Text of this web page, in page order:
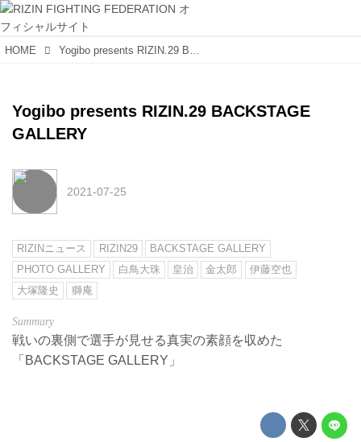
HOME Yogibo presents RIZIN.29 BACKSTAGE GALLERY
Yogibo presents RIZIN.29 BACKSTAGE
GALLERY
2021-07-25
RIZINニュース RIZIN29
BACKSTAGE GALLERY
PHOTO GALLERY
白鳥大珠 皇治 金太郎
伊藤空也
大塚隆史
獅庵
戦いの裏側で選手が見せる真実の素顔を収めた
「BACKSTAGE GALLERY」